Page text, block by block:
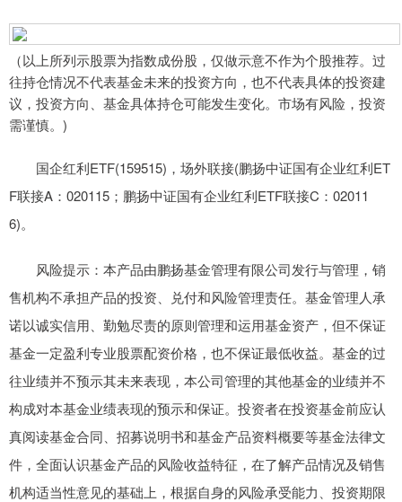
（以上所列示股票为指数成份股，仅做示意不作为个股推荐。过
往持仓情况不代表基金未来的投资方向，也不代表具体的投资建
议，投资方向、基金具体持仓可能发生变化。市场有风险，投资
需谨慎。)
国企红利ETF(159515)，场外联接(鹏扬中证国有企业红利ET
F联接A：020115；鹏扬中证国有企业红利ETF联接C：02011
6)。
风险提示：本产品由鹏扬基金管理有限公司发行与管理，销
售机构不承担产品的投资、兑付和风险管理责任。基金管理人承
诺以诚实信用、勤勉尽责的原则管理和运用基金资产，但不保证
基金一定盈利专业股票配资价格，也不保证最低收益。基金的过
往业绩并不预示其未来表现，本公司管理的其他基金的业绩并不
构成对本基金业绩表现的预示和保证。投资者在投资基金前应认
真阅读基金合同、招募说明书和基金产品资料概要等基金法律文
件，全面认识基金产品的风险收益特征，在了解产品情况及销售
机构适当性意见的基础上，根据自身的风险承受能力、投资期限